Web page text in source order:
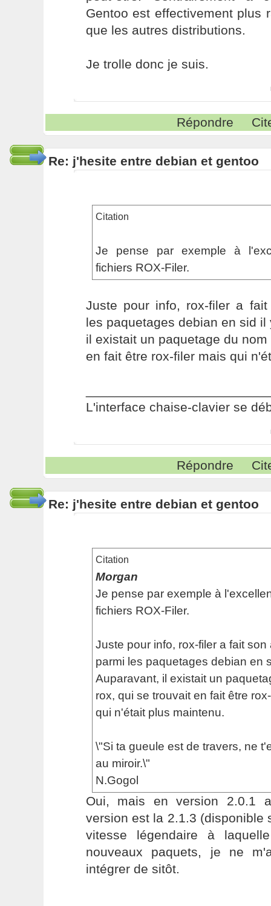
Gentoo est effectivement plus
que les autres distributions.
Je trolle donc je suis.
Répondre
Re: j'hesite entre debian et gentoo
Citation
Je pense par exemple à
fichiers ROX-Filer.
Juste pour info, rox-filer a
les paquetages debian en sid
il existait un paquetage du
en fait être rox-filer mais qui
L'interface chaise-clavier se
Répondre
Re: j'hesite entre debian et gentoo
Citation
Morgan
Je pense par exemple à
fichiers ROX-Filer.
Juste pour info, rox-filer a fait son
parmi les paquetages debian en
Auparavant, il existait un
rox, qui se trouvait en fait être
qui n'était plus maintenu.
\"Si ta gueule est de travers, ne
au miroir.\"
N.Gogol
Oui, mais en version 2.0.1
version est la 2.1.3 (disponible
vitesse légendaire à
nouveaux paquets, je ne
intégrer de sitôt.